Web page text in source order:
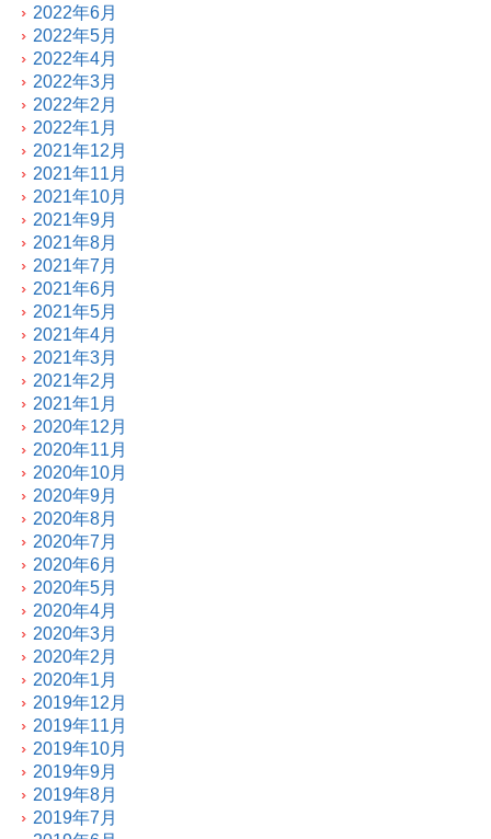
2022年6月
2022年5月
2022年4月
2022年3月
2022年2月
2022年1月
2021年12月
2021年11月
2021年10月
2021年9月
2021年8月
2021年7月
2021年6月
2021年5月
2021年4月
2021年3月
2021年2月
2021年1月
2020年12月
2020年11月
2020年10月
2020年9月
2020年8月
2020年7月
2020年6月
2020年5月
2020年4月
2020年3月
2020年2月
2020年1月
2019年12月
2019年11月
2019年10月
2019年9月
2019年8月
2019年7月